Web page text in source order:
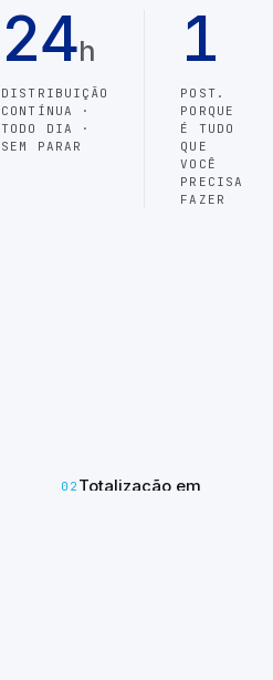
24h
DISTRIBUIÇÃO
CONTÍNUA ·
TODO DIA ·
SEM PARAR
1
POST.
PORQUE
É TUDO
QUE
VOCÊ
PRECISA
FAZER
02 Totalização em